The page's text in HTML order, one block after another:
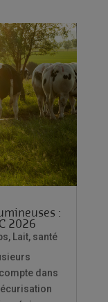
:
2026
, Lait, santé
dans